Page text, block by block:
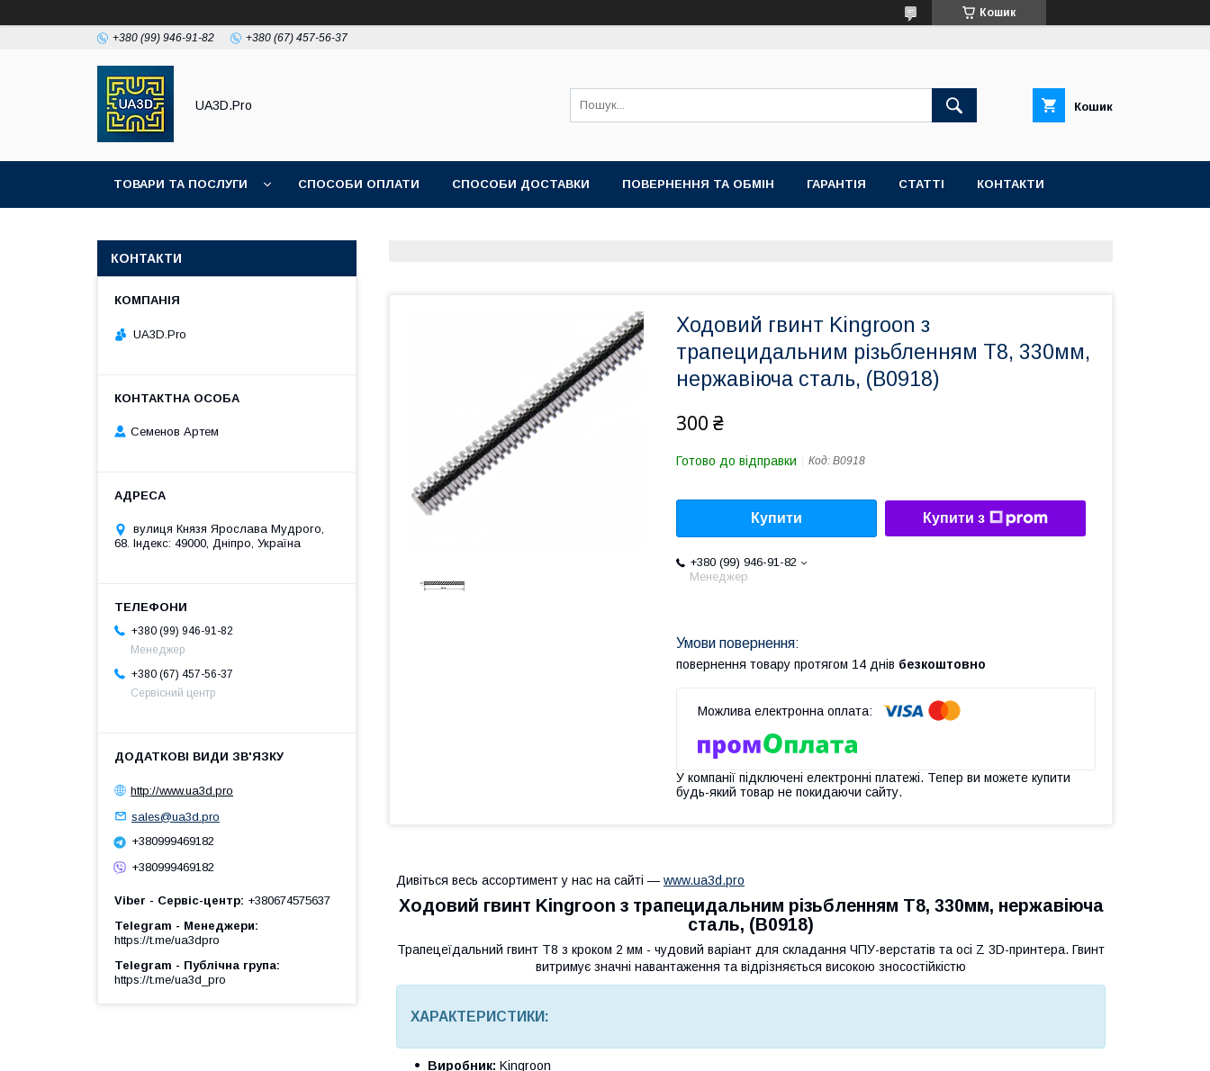
Кошик
+380 (99) 946-91-82 +380 (67) 457-56-37
UA3D.Pro Кошик
ТОВАРИ ТА ПОСЛУГИ СПОСОБИ ОПЛАТИ СПОСОБИ ДОСТАВКИ ПОВЕРНЕННЯ ТА ОБМІН ГАРАНТІЯ СТАТТІ КОНТАКТИ
Ходовий гвинт Kingroon з
трапецидальним різьбленням Т8, 330мм,
нержавіюча сталь, (B0918)
300 ₴
Готово до відправки Код: B0918
Купити Купити з
+380 (99) 946-91-82
Менеджер
повернення товару протягом 14 днів безкоштовно
У компанії підключені електронні платежі. Тепер ви можете купити
будь-який товар не покидаючи сайту.
Дивіться весь ассортимент у нас на сайті — www.ua3d.pro
Ходовий гвинт Kingroon з трапецидальним різьбленням Т8, 330мм, нержавіюча
сталь, (B0918)
Трапецеїдальний гвинт T8 з кроком 2 мм - чудовий варіант для складання ЧПУ-верстатів та осі Z 3D-принтера. Гвинт
витримує значні навантаження та відрізняється високою зносостійкістю
ХАРАКТЕРИСТИКИ:
Виробник: Kingroon
КОНТАКТИ
UA3D.Pro
Семенов Артем
вулиця Князя Ярослава Мудрого,
68. Індекс: 49000, Дніпро, Україна
+380 (99) 946-91-82
Менеджер
+380 (67) 457-56-37
Сервісний центр
http://www.ua3d.pro
sales@ua3d.pro
+380999469182
+380999469182
Viber - Сервіс-центр +380674575637
Telegram - Менеджери
https://t.me/ua3dpro
Telegram - Публічна група
https://t.me/ua3d_pro